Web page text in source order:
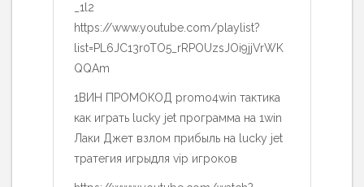
_1l2
https://www.youtube.com/playlist?
list=PL6JC13r0TO5_rRPOUzsJOi9jjVrWK
QQAm
1ВИН ПРОМОКОД promo4win тактика
как играть lucky jet программа на 1win
Лаки Джет взлом прибыль на lucky jet
тратегия игрыдля vip игроков